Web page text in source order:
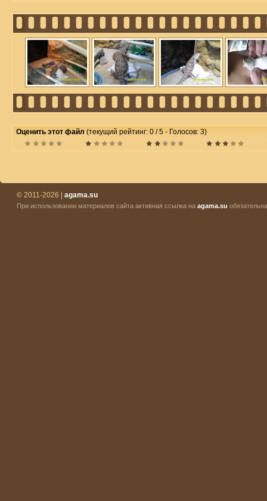
Оценить этот файл (текущий рейтинг: 0 / 5 - Голосов: 3)
© 2011-2026 | agama.su
При использовании материалов сайта активная ссылка на agama.su